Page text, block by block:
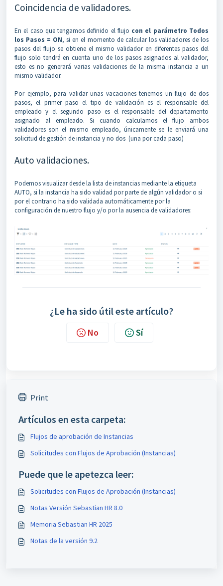
Coincidencia de validadores.
En el caso que tengamos definido el flujo con el parámetro Todos
los Pasos = ON, si en el momento de calcular los validadores de los
pasos del flujo se obtiene el mismo validador en diferentes pasos del
flujo solo tendrá en cuenta uno de los pasos asignados al validador,
esto es no generará varias validaciones de la misma instancia a un
mismo validador.
Por ejemplo, para validar unas vacaciones tenemos un flujo de dos
pasos, el primer paso el tipo de validación es el responsable del
empleado y el segundo paso es el responsable del departamento
asignado al empleado. Si cuando calculamos el flujo ambos
validadores son el mismo empleado, únicamente se le enviará una
solicitud de gestión de instancia y no dos (una por cada paso)
Auto validaciones.
Podemos visualizar desde la lista de instancias mediante la etiqueta
AUTO, si la instancia ha sido validad por parte de algún validador o si
por el contrario ha sido validada automáticamente por la
configuración de nuestro flujo y/o por la ausencia de validadores:
¿Le ha sido útil este artículo?
No Sí
Print
Artículos en esta carpeta:
Flujos de aprobación de Instancias
Solicitudes con Flujos de Aprobación (Instancias)
Puede que le apetezca leer:
Solicitudes con Flujos de Aprobación (Instancias)
Notas Versión Sebastian HR 8.0
Memoria Sebastian HR 2025
Notas de la versión 9.2